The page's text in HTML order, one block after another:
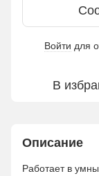
Войти для
В
Описание
Работает в